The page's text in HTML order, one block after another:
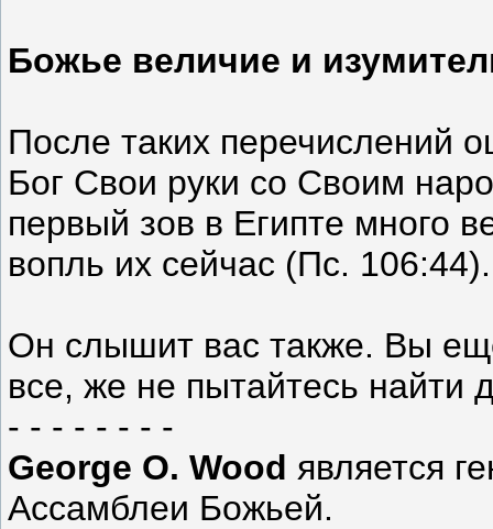
Божье величие и
После таких перечислений
Бог Свои руки со Своим
первый зов в Египте много
вопль их сейчас (Пс. 106:44).
Он слышит вас также. Вы
все, же не пытайтесь найти
- - - - - - - -
George O. Wood является
Ассамблеи Божьей.